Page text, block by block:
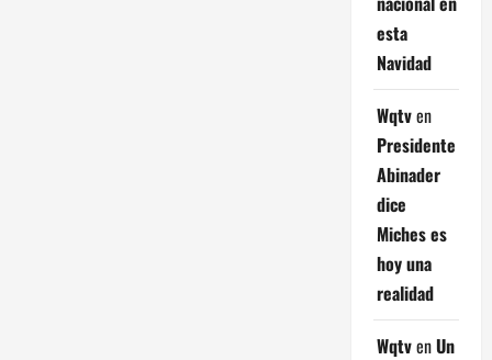
esta
Navidad
Wqtven
Presidente
Abinader
dice
Miches es
hoy una
realidad
WqtvenUn